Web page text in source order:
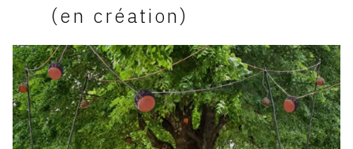
(en création)